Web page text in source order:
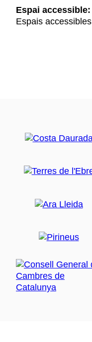
Espai accessible:
Espais accessibles